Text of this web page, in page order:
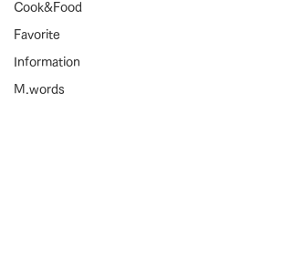
Cook&Food
Favorite
Information
M.words